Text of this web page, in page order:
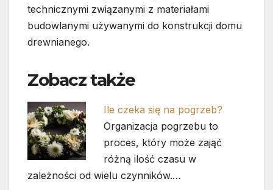
technicznymi związanymi z materiałami
budowlanymi używanymi do konstrukcji domu
drewnianego.
Zobacz także
Ile czeka się na pogrzeb?
Organizacja pogrzebu to
proces, który może zająć
różną ilość czasu w
zależności od wielu czynników.…